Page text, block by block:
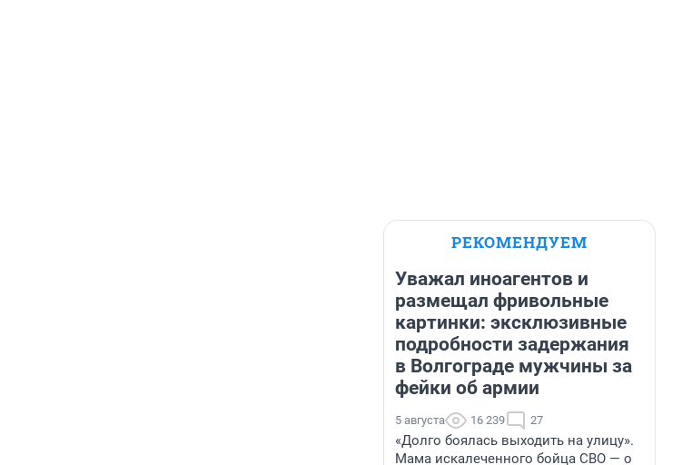
РЕКОМЕНДУЕМ
Уважал иноагентов и
размещал фривольные
картинки: эксклюзивные
подробности задержания
в Волгограде мужчины за
фейки об армии
5 августа 16 239 27
«Долго боялась выходить на улицу».
Мама искалеченного бойца СВО — о